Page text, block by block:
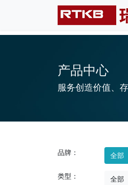
产品中心
服务创造价值、
品牌： 全部
类型： 全部